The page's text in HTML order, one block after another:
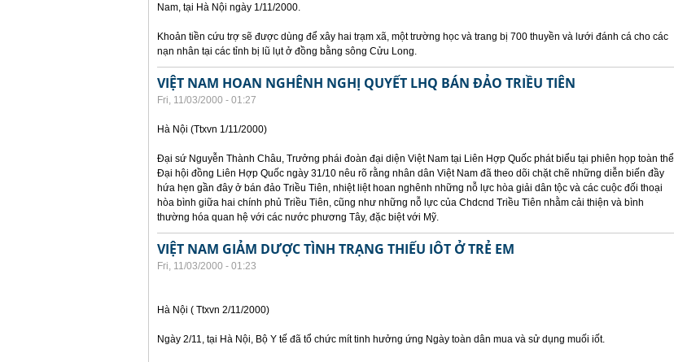
Nam, tại Hà Nội ngày 1/11/2000.
Khoản tiền cứu trợ sẽ được dùng để xây hai trạm xã, một trường học và trang bị 700 thuyền và lưới đánh cá cho các
nạn nhân tại các tỉnh bị lũ lụt ở đồng bằng sông Cửu Long.
VIỆT NAM HOAN NGHÊNH NGHỊ QUYẾT LHQ BÁN ĐẢO TRIỀU TIÊN
Fri, 11/03/2000 - 01:27
Hà Nội (Ttxvn 1/11/2000)
Đại sứ Nguyễn Thành Châu, Trưởng phái đoàn đại diện Việt Nam tại Liên Hợp Quốc phát biểu tại phiên họp toàn thể
Đại hội đồng Liên Hợp Quốc ngày 31/10 nêu rõ rằng nhân dân Việt Nam đã theo dõi chặt chẽ những diễn biến đầy
hứa hẹn gần đây ở bán đảo Triều Tiên, nhiệt liệt hoan nghênh những nỗ lực hòa giải dân tộc và các cuộc đối thoại
hòa bình giữa hai chính phủ Triều Tiên, cũng như những nỗ lực của Chdcnd Triều Tiên nhằm cải thiện và bình
thường hóa quan hệ với các nước phương Tây, đặc biệt với Mỹ.
VIỆT NAM GIẢM DƯỢC TÌNH TRẠNG THIẾU IÔT Ở TRẺ EM
Fri, 11/03/2000 - 01:23
Hà Nội ( Ttxvn 2/11/2000)
Ngày 2/11, tại Hà Nội, Bộ Y tế đã tổ chức mít tinh hưởng ứng Ngày toàn dân mua và sử dụng muối iốt.